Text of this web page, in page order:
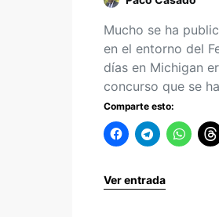
Mucho se ha
en el entorno del
días en Michigan
concurso que se
Comparte esto:
Ver entrada